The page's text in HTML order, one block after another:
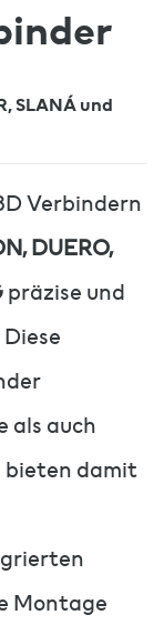
SLANÁ und
Verbindern
DUERO,
präzise und
als auch
bieten damit
Montage